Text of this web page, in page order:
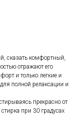
сказать комфортный,
отражают его
и только легкие и
полной релаксации и
прекрасно от
при 30 градусах